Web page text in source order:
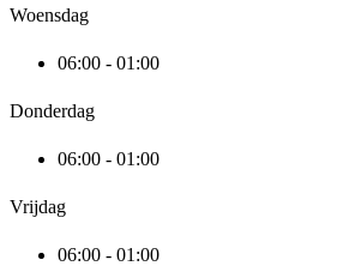
Woensdag
06:00 - 01:00
Donderdag
06:00 - 01:00
Vrijdag
06:00 - 01:00